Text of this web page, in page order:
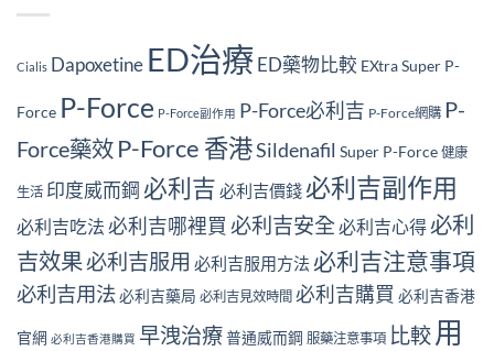
Cialis Dapoxetine ED治療ED藥物比較 EXtra Super P-
Force P-Force P-Force副作用 P-Force必利吉 P-Force網購 P-
Force藥效 P-Force 香港Sildenafil Super P-Force 健康
生活 印度威而鋼 必利吉 必利吉價錢 必利吉副作用
必利吉吃法 必利吉哪裡買 必利吉安全必利吉心得必利
吉效果必利吉服用 必利吉服用方法必利吉注意事項
必利吉用法必利吉藥局 必利吉見效時間 必利吉購買 必利吉香港
官網 必利吉香港購買 早洩治療普通威而鋼 服藥注意事項 比較 用